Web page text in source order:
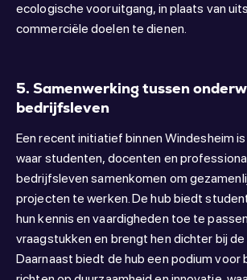
ecologische vooruitgang, in plaats van
commerciële doelen te dienen.
5. Samenwerking tussen
bedrijfsleven
Een recent initiatief binnen Windesheim
waar studenten, docenten en
bedrijfsleven samenkomen om
projecten te werken. De hub biedt
hun kennis en vaardigheden toe te
vraagstukken en brengt hen dichter bij de
Daarnaast biedt de hub een podium voor